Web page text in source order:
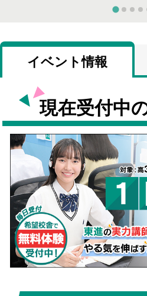
イベント情報
現在受付中